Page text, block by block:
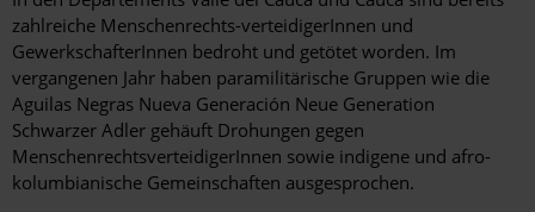
zahlreiche Menschenrechts-verteidigerInnen und
GewerkschafterInnen bedroht und getötet worden. Im
vergangenen Jahr haben paramilitärische Gruppen wie die
Aguilas Negras Nueva Generación Neue Generation
Schwarzer Adler gehäuft Drohungen gegen
MenschenrechtsverteidigerInnen sowie indigene und afro-
kolumbianische Gemeinschaften ausgesprochen.